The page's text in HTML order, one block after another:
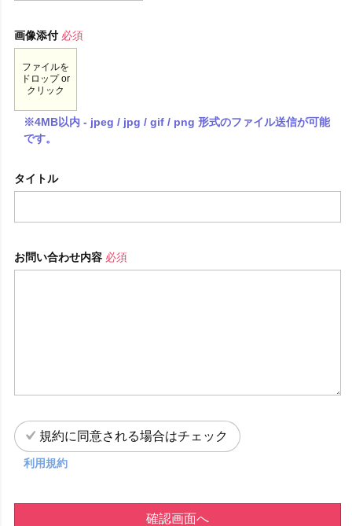
画像添付 必須
ファイルを
ドロップ or
クリック
※4MB以内 - jpeg / jpg / gif / png 形式のファイル送信が可能
です。
タイトル
お問い合わせ内容 必須
規約に同意される場合はチェック
利用規約
確認画面へ